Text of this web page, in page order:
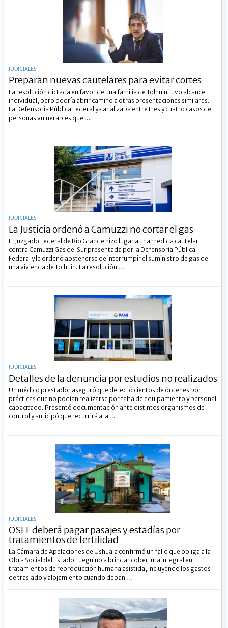
JUDICIALES
Preparan nuevas cautelares para evitar cortes
La resolución dictada en favor de una familia de Tolhuin tuvo alcance
individual, pero podría abrir camino a otras presentaciones similares.
La Defensoría Pública Federal ya analizaba entre tres y cuatro casos de
personas vulnerables que ...
JUDICIALES
La Justicia ordenó a Camuzzi no cortar el gas
El Juzgado Federal de Río Grande hizo lugar a una medida cautelar
contra Camuzzi Gas del Sur presentada por la Defensoría Pública
Federal y le ordenó abstenerse de interrumpir el suministro de gas de
una vivienda de Tolhuin. La resolución ...
JUDICIALES
Detalles de la denuncia por estudios no realizados
Un médico prestador aseguró que detectó cientos de órdenes por
prácticas que no podían realizarse por falta de equipamiento y personal
capacitado. Presentó documentación ante distintos organismos de
control y anticipó que recurrirá a la ...
JUDICIALES
OSEF deberá pagar pasajes y estadías por
tratamientos de fertilidad
La Cámara de Apelaciones de Ushuaia confirmó un fallo que obliga a la
Obra Social del Estado Fueguino a brindar cobertura integral en
tratamientos de reproducción humana asistida, incluyendo los gastos
de traslado y alojamiento cuando deban ...